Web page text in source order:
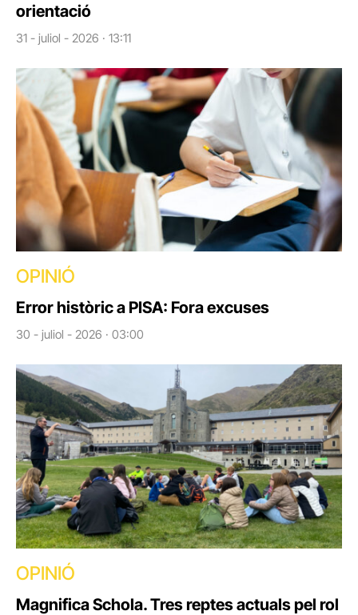
orientació
31 - juliol - 2026 · 13:11
OPINIÓ
Error històric a PISA: Fora excuses
30 - juliol - 2026 · 03:00
OPINIÓ
Magnifica Schola. Tres reptes actuals pel rol